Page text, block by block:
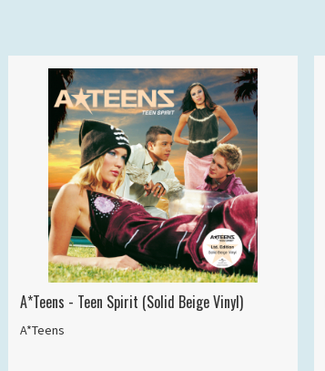
A*Teens - Teen Spirit (Solid Beige Vinyl)
A*Teens